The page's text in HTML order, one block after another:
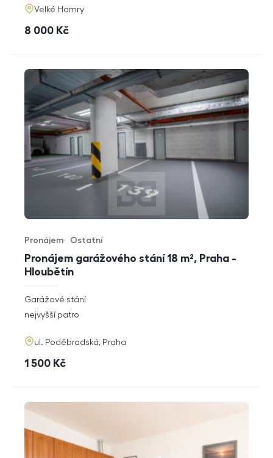
adresa
Velké Hamry
cena
8 000 Kč
Pronájem garážového stání 18 m², Praha -
Hloubětín
Typ nabídky
Pronájem
Typ nemovitosti
Ostatní
rozměry
dispozice
Garážové stání
funkce
nejvyšší patro
adresa
ul. Poděbradská, Praha
cena
1 500 Kč